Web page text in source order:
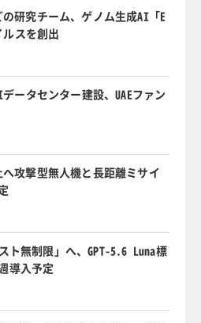
研究チーム、ゲノム生成AI「E
スを創出
ータセンター建設、UAEファン
攻撃型無人機と長距離ミサイ
ト無制限」へ、GPT-5.6 Luna標
導入予定